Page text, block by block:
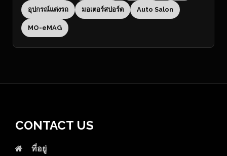
อุปกรณ์แต่งรถ มอเตอร์สปอร์ต Auto Salon
MO-eMAG
CONTACT US
ที่อยู่